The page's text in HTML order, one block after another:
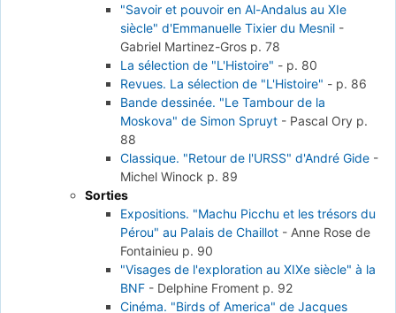
"Savoir et pouvoir en Al-Andalus au XIe
siècle" d'Emmanuelle Tixier du Mesnil -
Gabriel Martinez-Gros p. 78
La sélection de "L'Histoire" - p. 80
Revues. La sélection de "L'Histoire" - p. 86
Bande dessinée. "Le Tambour de la
Moskova" de Simon Spruyt - Pascal Ory p.
88
Classique. "Retour de l'URSS" d'André Gide -
Michel Winock p. 89
Sorties
Expositions. "Machu Picchu et les trésors du
Pérou" au Palais de Chaillot - Anne Rose de
Fontainieu p. 90
"Visages de l'exploration au XIXe siècle" à la
BNF - Delphine Froment p. 92
Cinéma. "Birds of America" de Jacques